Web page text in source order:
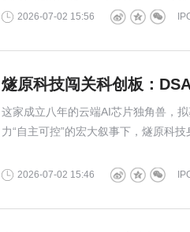
务聚焦于刻蚀、薄膜沉积等工艺壁垒
2026-07-02 15:56
燧原科技闯关科创板：
这家成立八年的云端AI芯片独角兽，
力“自主可控”的宏大叙事下，燧原科
检验资本市场对“非英伟达路线”国产芯
2026-07-02 15:46